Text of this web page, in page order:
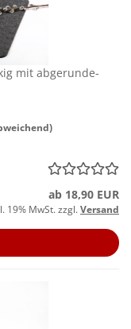
mit ab­ge­run­de­
ab 18,90 EUR
19% MwSt. zzgl.Versand